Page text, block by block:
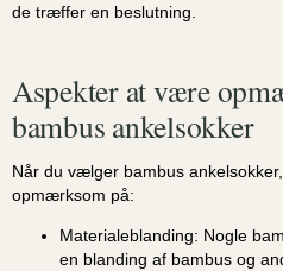
de træffer en beslutning.
Aspekter at være
bambus ankelsokker
Når du vælger bambus
opmærksom på:
Materialeblanding: Nogle
en blanding af bambus og